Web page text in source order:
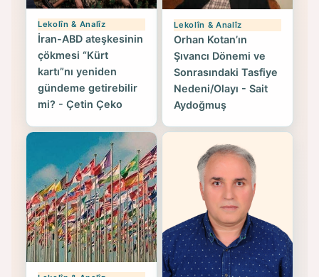
Lekolîn & Analîz
İran-ABD ateşkesinin
çökmesi “Kürt
kartı”nı yeniden
gündeme getirebilir
mi? - Çetin Çeko
Lekolîn & Analîz
Orhan Kotan’ın
Şıvancı Dönemi ve
Sonrasındaki Tasfiye
Nedeni/Olayı - Sait
Aydoğmuş